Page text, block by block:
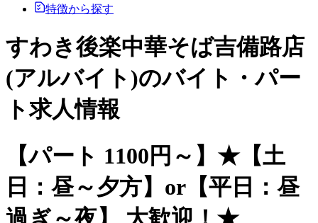
特徴から探す
すわき後楽中華そば吉備路店
(アルバイト)のバイト・パー
ト求人情報
【パート 1100円～】★【土
日：昼～夕方】or【平日：昼
過ぎ～夜】 大歓迎！★